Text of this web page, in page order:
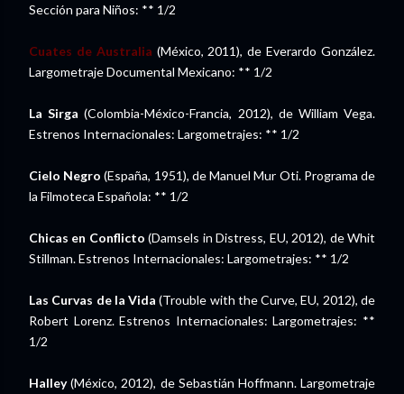
Sección para Niños: ** 1/2
Cuates de Australia (México, 2011), de Everardo González.
Largometraje Documental Mexicano: ** 1/2
La Sirga (Colombia-México-Francia, 2012), de William Vega.
Estrenos Internacionales: Largometrajes: ** 1/2
Cielo Negro (España, 1951), de Manuel Mur Oti. Programa de
la Filmoteca Española: ** 1/2
Chicas en Conflicto (Damsels in Distress, EU, 2012), de Whit
Stillman. Estrenos Internacionales: Largometrajes: ** 1/2
Las Curvas de la Vida (Trouble with the Curve, EU, 2012), de
Robert Lorenz. Estrenos Internacionales: Largometrajes: **
1/2
Halley(México, 2012), de Sebastián Hoffmann. Largometraje